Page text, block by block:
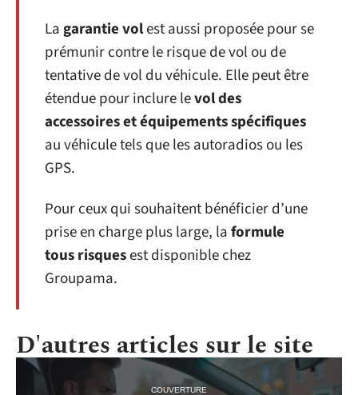
Lagarantie volest aussi proposée pour se
prémunir contre le risque de vol ou de
tentative de vol du véhicule. Elle peut être
étendue pour inclure levol des
accessoires et équipements spécifiques
au véhicule tels que les autoradios ou les
GPS.
Pour ceux qui souhaitent bénéficier d’une
prise en charge plus large, laformule
tous risquesest disponible chez
Groupama.
D'autres articles sur le site
COUVERTURE